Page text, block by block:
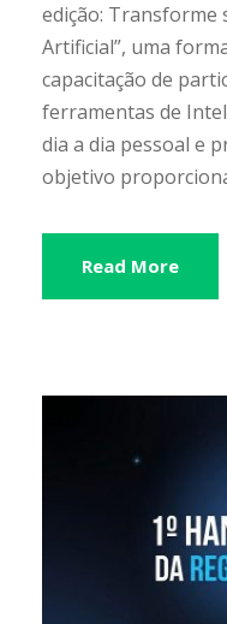
edição: Transforme
Artificial”, uma
capacitação de
ferramentas de
dia a dia pessoal e
objetivo
Read More